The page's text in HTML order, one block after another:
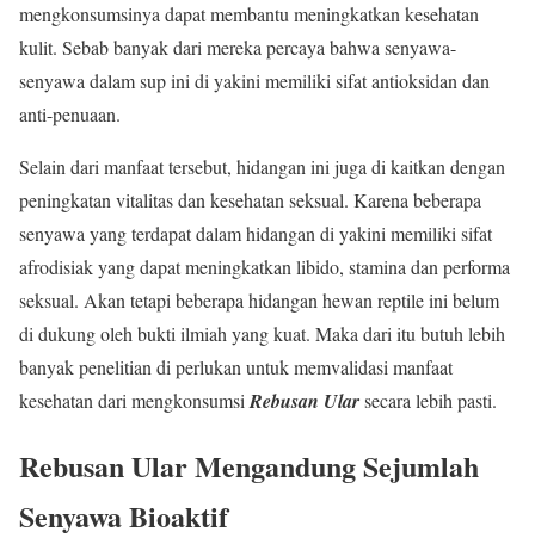
mengkonsumsinya dapat membantu meningkatkan kesehatan
kulit. Sebab banyak dari mereka percaya bahwa senyawa-
senyawa dalam sup ini di yakini memiliki sifat antioksidan dan
anti-penuaan.
Selain dari manfaat tersebut, hidangan ini juga di kaitkan dengan
peningkatan vitalitas dan kesehatan seksual. Karena beberapa
senyawa yang terdapat dalam hidangan di yakini memiliki sifat
afrodisiak yang dapat meningkatkan libido, stamina dan performa
seksual. Akan tetapi beberapa hidangan hewan reptile ini belum
di dukung oleh bukti ilmiah yang kuat. Maka dari itu butuh lebih
banyak penelitian di perlukan untuk memvalidasi manfaat
kesehatan dari mengkonsumsi Rebusan Ularsecara lebih pasti.
Rebusan Ular Mengandung Sejumlah
Senyawa Bioaktif